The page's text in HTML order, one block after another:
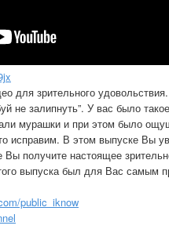
для зрительного
не залипнуть”. У вас было
мурашки и при этом было
исправим. В этом выпуске Вы
Вы получите настоящее
выпуска был для Вас самым
public_iknow